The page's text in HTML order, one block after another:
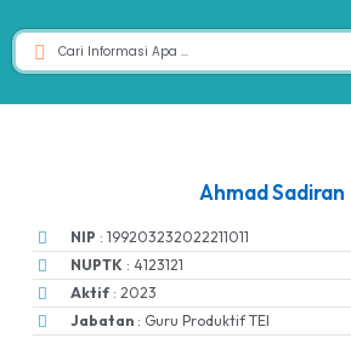
Ahmad Sadiran
NIP : 199203232022211011
NUPTK : 4123121
Aktif : 2023
Jabatan : Guru Produktif TEI